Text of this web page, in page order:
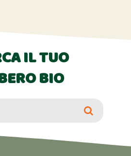
IL TUO
BIO